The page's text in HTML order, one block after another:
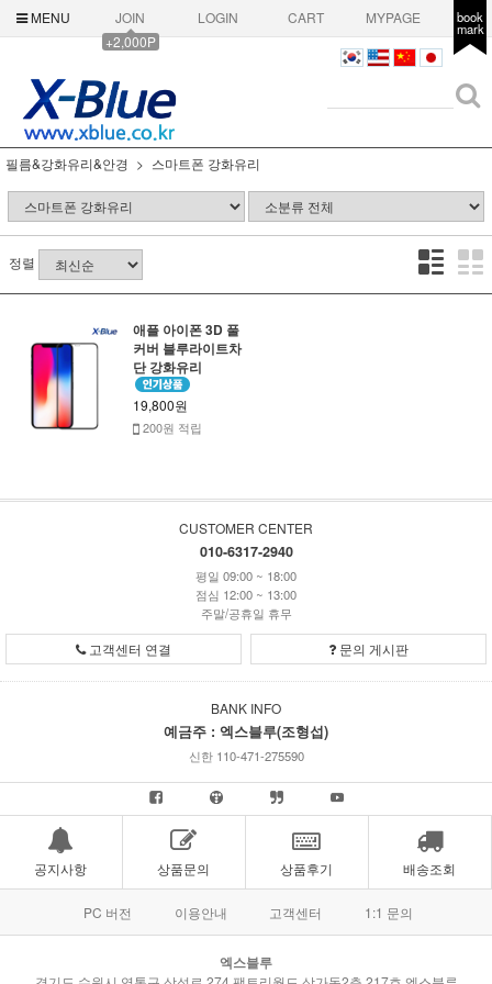
MENU
JOIN
+2,000P
LOGIN CART MYPAGE book
mark
필름&강화유리&안경 스마트폰 강화유리
정렬
애플 아이폰 3D 풀
커버 블루라이트차
단 강화유리
19,800원
200원 적립
CUSTOMER CENTER
010-6317-2940
평일 09:00 ~ 18:00
점심 12:00 ~ 13:00
주말/공휴일 휴무
고객센터 연결 문의 게시판
BANK INFO
예금주 : 엑스블루(조형섭)
신한 110-471-275590
공지사항 상품문의 상품후기 배송조회
PC 버전 이용안내 고객센터 1:1 문의
엑스블루